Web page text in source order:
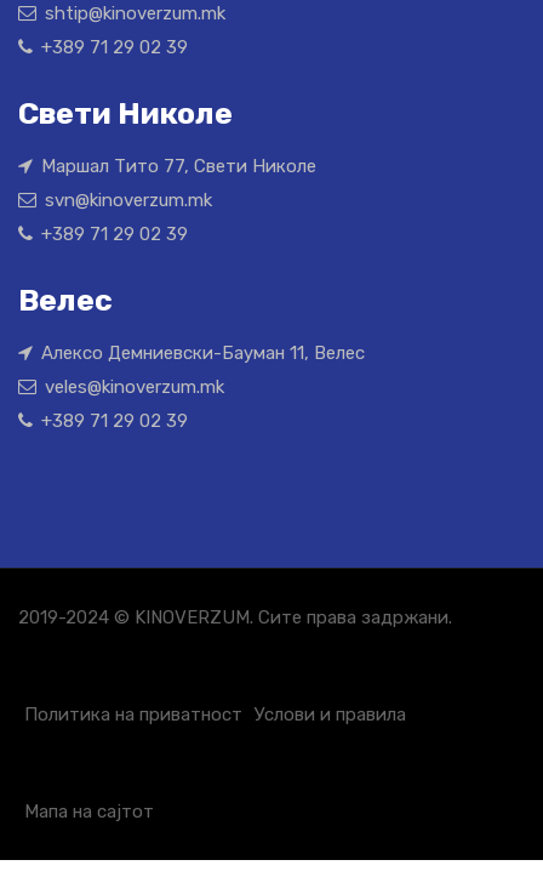
shtip@kinoverzum.mk
+389 71 29 02 39
Свети Николе
Маршал Тито 77, Свети Николе
svn@kinoverzum.mk
+389 71 29 02 39
Велес
Алексо Демниевски-Бауман 11, Велес
veles@kinoverzum.mk
+389 71 29 02 39
2019-2024 © KINOVERZUM. Сите права задржани.
Политика на приватност Услови и правила
Мапа на сајтот